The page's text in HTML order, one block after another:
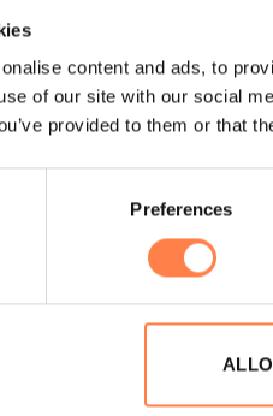
content and ads, to
of our site with our social
provided to them or that
Preferences
overeen met
sokken binnenste buiten